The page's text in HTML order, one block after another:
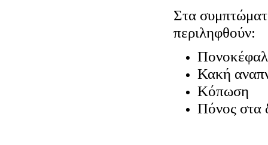
Στα
περιληφθούν:
Κακή
Κόπωση
Πόνος στα